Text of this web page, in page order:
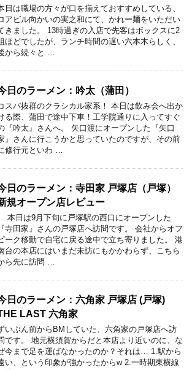
日は職場の方々が口を揃えておすすめしている、
アビル向かいの実之和にて、かれー麺をいただい
きました。 13時過ぎの入店で先客はボックスに2
ほどでしたが、ランチ時間の遅い六本木らしく、
から続々と …
日のラーメン：吟太（蒲田）
スパ抜群のクラシカル家系！ 本日は飲み会へ出か
る際、蒲田で途中下車！工学院通りに入ってすぐ
『吟太』さんへ。 矢口渡にオープンした『矢口
』さんに行こうかと思っていたのですが、その前
修行元といわ …
日のラーメン：寺田家 戸塚店（戸塚）
規オープン店レビュー
本日は9月下旬に戸塚駅の西口にオープンした
『寺田家』さんの戸塚店へ訪問です。 会社からオフ
ーク移動で自宅に戻る途中で立ち寄りました。 港
台の本店にはいまだ未訪にもかかわらず、こちら
ら先に訪問 …
日のラーメン：六角家 戸塚店 (戸塚)
LAST 六角家
いぶん前からBMしていた、六角家の戸塚店へ訪
です。 地元横須賀からだと本店より近いのに、な
今まで足を運ばなかったのか？それは… 1.駅から
い、という印象が強かったからw 2.一時期東横線